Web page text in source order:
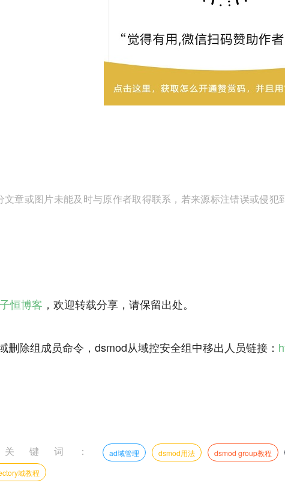
文章或图片未能及时与原作者取得联系，若来源标注错误或侵犯
恒博客 ，欢迎转载分享，请保留出处。
删除组成员命令，dsmod从域控安全组中移出人员链接：
键词： ad域管理 dsmod用法 dsmod group教程
域教程